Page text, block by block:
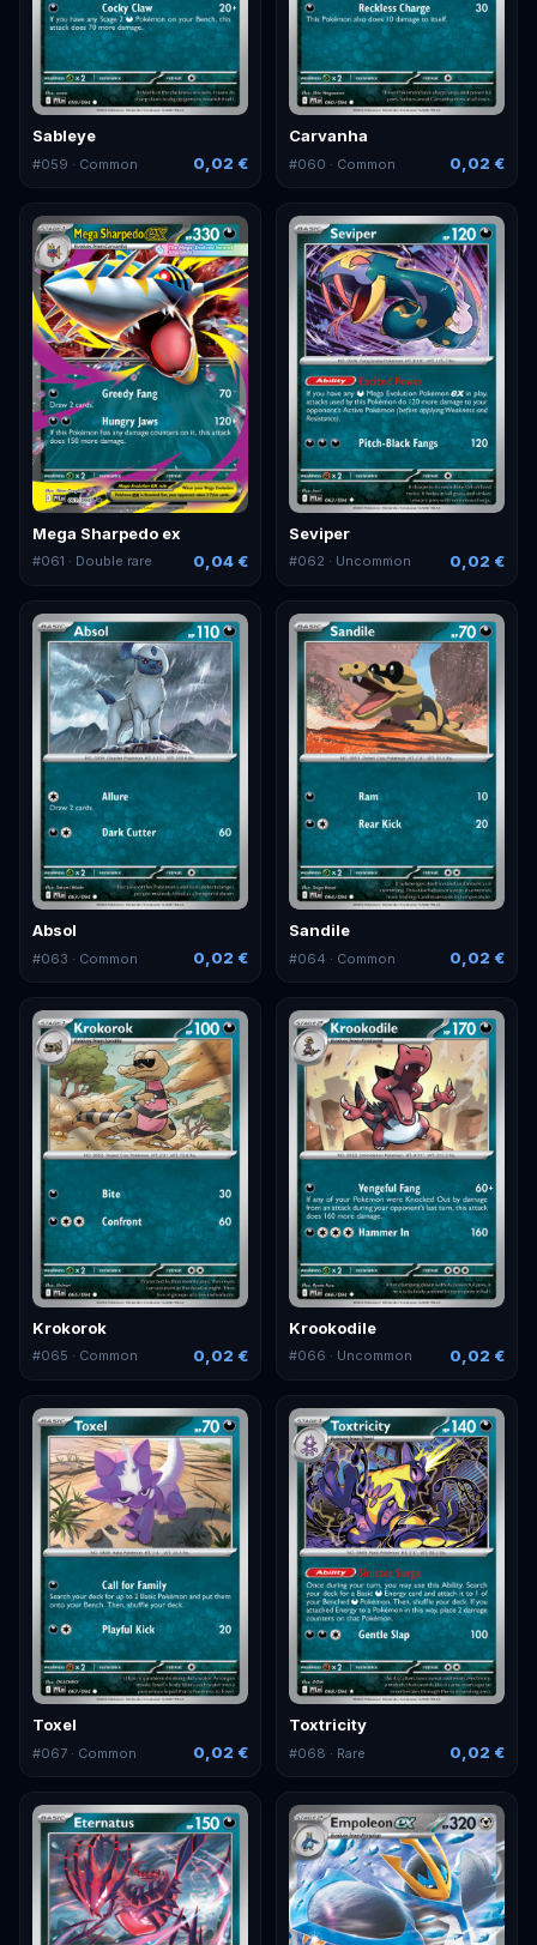
Sableye
#059 · Common 0,02 €
Carvanha
#060 · Common 0,02 €
Mega Sharpedo ex
#061 · Double rare 0,04 €
Seviper
#062 · Uncommon 0,02 €
Absol
#063 · Common 0,02 €
Sandile
#064 · Common 0,02 €
Krokorok
#065 · Common 0,02 €
Krookodile
#066 · Uncommon 0,02 €
Toxel
#067 · Common 0,02 €
Toxtricity
#068 · Rare 0,02 €